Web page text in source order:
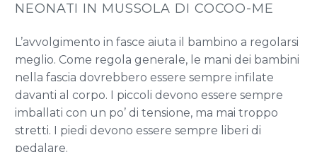
NEONATI IN MUSSOLA DI COCOO-ME
L’avvolgimento in fasce aiuta il bambino a regolarsi
meglio. Come regola generale, le mani dei bambini
nella fascia dovrebbero essere sempre infilate
davanti al corpo. I piccoli devono essere sempre
imballati con un po’ di tensione, ma mai troppo
stretti. I piedi devono essere sempre liberi di
pedalare.